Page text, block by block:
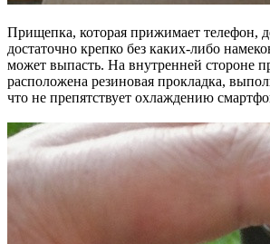
Прищепка, которая прижимает телефон,
достаточно крепко без каких-либо
может выпасть. На внутренней стороне
расположена резиновая прокладка,
что не препятствует охлаждению